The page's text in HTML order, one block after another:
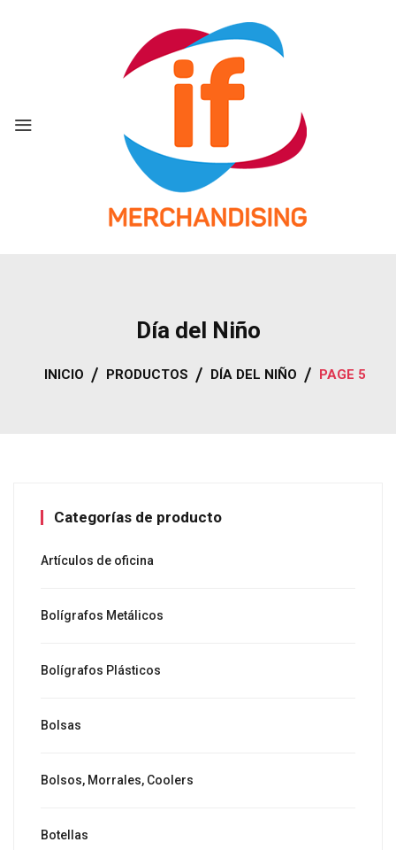
Día del Niño
INICIO PRODUCTOS DÍA DEL NIÑO PAGE 5
Categorías de producto
Artículos de oficina
Bolígrafos Metálicos
Bolígrafos Plásticos
Bolsas
Bolsos, Morrales, Coolers
Botellas